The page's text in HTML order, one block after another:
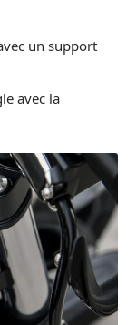
un support
avec la